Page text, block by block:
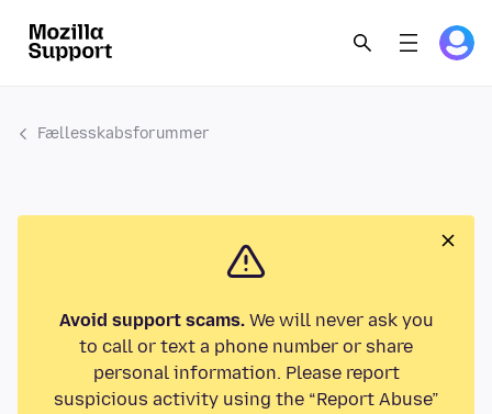
Fællesskabsforummer
Avoid support scams.We will never ask you
to call or text a phone number or share
personal information. Please report
suspicious activity using the “Report Abuse”